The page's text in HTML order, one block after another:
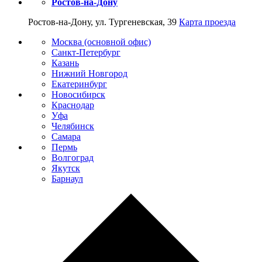
Ростов-на-Дону
Ростов-на-Дону, ул. Тургеневская, 39 Карта проезда
Москва (основной офис)
Санкт-Петербург
Казань
Нижний Новгород
Екатеринбург
Новосибирск
Краснодар
Уфа
Челябинск
Самара
Пермь
Волгоград
Якутск
Барнаул